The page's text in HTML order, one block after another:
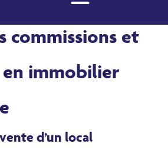
commissions et
immobilier
d’un local